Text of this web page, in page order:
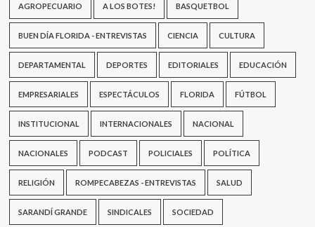
AGROPECUARIO A LOS BOTES! BASQUETBOL
BUEN DÍA FLORIDA - ENTREVISTAS CIENCIA CULTURA
DEPARTAMENTAL DEPORTES EDITORIALES EDUCACIÓN
EMPRESARIALES ESPECTÁCULOS FLORIDA FÚTBOL
INSTITUCIONAL INTERNACIONALES NACIONAL
NACIONALES PODCAST POLICIALES POLÍTICA
RELIGIÓN ROMPECABEZAS - ENTREVISTAS SALUD
SARANDÍ GRANDE SINDICALES SOCIEDAD